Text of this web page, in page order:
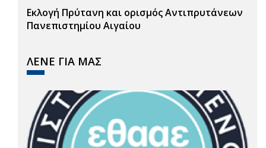
Εκλογή Πρύτανη και ορισμός Αντιπρυτάνεων
Πανεπιστημίου Αιγαίου
ΛΕΝΕ ΓΙΑ ΜΑΣ